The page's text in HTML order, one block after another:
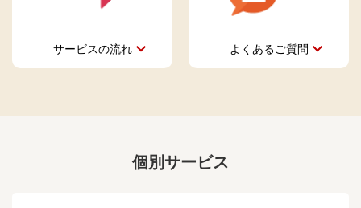
サービスの流れ よくあるご質問
個別サービス